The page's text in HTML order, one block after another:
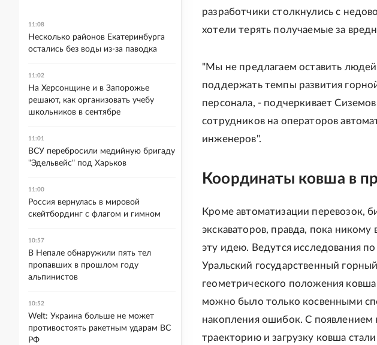
разработчики столкнулись с
хотели терять получаемые за
"Мы не предлагаем оставить
поддержать темпы развития
персонала, - подчеркивает
сотрудников на операторов
инженеров".
Координаты ковша в
Кроме автоматизации перевозок,
экскаваторов, правда, пока
эту идею. Ведутся исследования
Уральский государственный
геометрического положения
можно было только косвенными
накопления ошибок. С
траекторию и загрузку ковша
11:08
Несколько районов Екатеринбурга
остались без воды из-за паводка
11:02
На Херсонщине и в Запорожье
решают, как организовать учебу
школьников в сентябре
11:01
ВСУ перебросили медийную бригаду
"Эдельвейс" под Харьков
11:00
Россия вернулась в мировой
скейтбординг с флагом и гимном
10:57
В Непале обнаружили пять тел
пропавших в прошлом году
альпинистов
10:52
Welt: Украина больше не может
противостоять ракетным ударам ВС
РФ